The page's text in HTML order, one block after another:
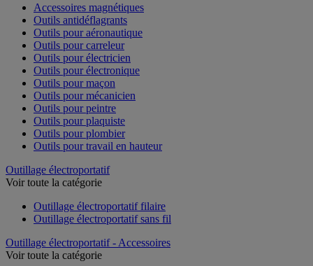
Accessoires magnétiques
Outils antidéflagrants
Outils pour aéronautique
Outils pour carreleur
Outils pour électricien
Outils pour électronique
Outils pour maçon
Outils pour mécanicien
Outils pour peintre
Outils pour plaquiste
Outils pour plombier
Outils pour travail en hauteur
Outillage électroportatif
Voir toute la catégorie
Outillage électroportatif filaire
Outillage électroportatif sans fil
Outillage électroportatif - Accessoires
Voir toute la catégorie